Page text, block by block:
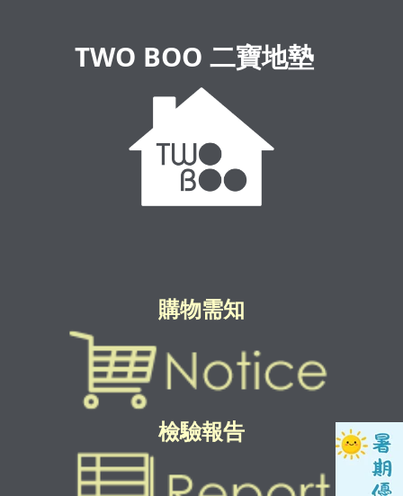
TWO BOO 二寶地墊
購物需知
檢驗報告